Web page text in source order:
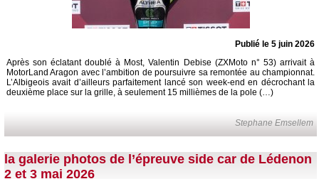
Publié le 5 juin 2026
Après son éclatant doublé à Most, Valentin Debise (ZXMoto n° 53) arrivait à
MotorLand Aragon avec l’ambition de poursuivre sa remontée au championnat.
L’Albigeois avait d’ailleurs parfaitement lancé son week-end en décrochant la
deuxième place sur la grille, à seulement 15 millièmes de la pole (…)
Stephane Emsellem
la galerie photos de l’épreuve side car de Lédenon
2 et 3 mai 2026